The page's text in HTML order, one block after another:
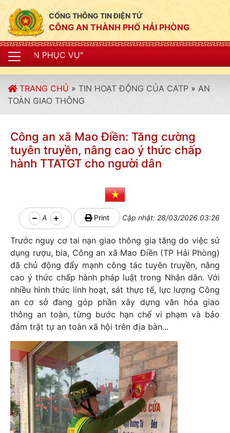
CỔNG THÔNG TIN ĐIỆN TỬ
CÔNG AN THÀNH PHỐ HẢI PHÒNG
TRANG CHỦ » TIN HOẠT ĐỘNG CỦA CATP » AN
TOÀN GIAO THÔNG
Công an xã Mao Điền: Tăng cường
tuyên truyền, nâng cao ý thức chấp
hành TTATGT cho người dân
A Print Cập nhật: 28/03/2026 03:26
Trước nguy cơ tai nạn giao thông gia tăng do việc sử
dụng rượu, bia, Công an xã Mao Điền (TP Hải Phòng)
đã chủ động đẩy mạnh công tác tuyên truyền, nâng
cao ý thức chấp hành pháp luật trong Nhân dân. Với
nhiều hình thức linh hoạt, sát thực tế, lực lượng Công
an cơ sở đang góp phần xây dựng văn hóa giao
thông an toàn, từng bước hạn chế vi phạm và bảo
đảm trật tự an toàn xã hội trên địa bàn...